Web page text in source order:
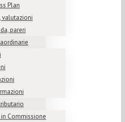
Plan
valutazioni
pareri
in Commissione